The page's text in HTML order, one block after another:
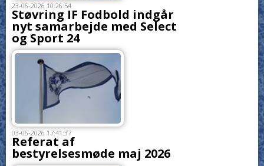
23-06-2026 10:26:54
Støvring IF Fodbold indgår
nyt samarbejde med Select
og Sport 24
03-06-2026 17:41:37
Referat af
bestyrelsesmøde maj 2026